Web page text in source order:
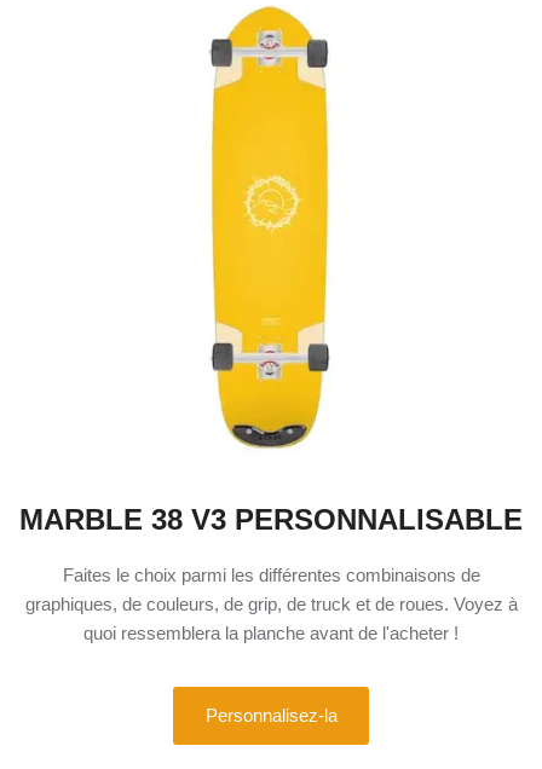
MARBLE 38 V3 PERSONNALISABLE
Faites le choix parmi les différentes combinaisons de
graphiques, de couleurs, de grip, de truck et de roues. Voyez à
quoi ressemblera la planche avant de l'acheter !
Personnalisez-la